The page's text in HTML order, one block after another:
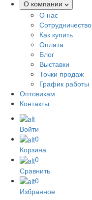
О компании
О нас
Сотрудничество
Как купить
Оплата
Блог
Выставки
Точки продаж
График работы
Оптовикам
Контакты
Войти
0
Корзина
0
Сравнить
0
Избранное